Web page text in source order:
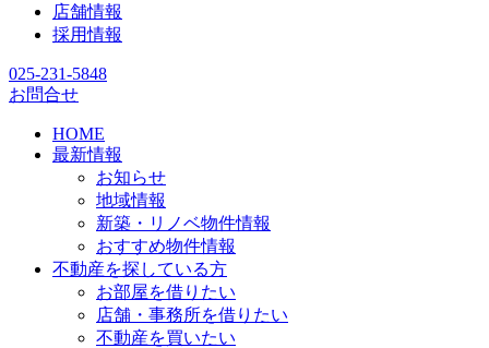
店舗情報
採用情報
025-231-5848
お問合せ
HOME
最新情報
お知らせ
地域情報
新築・リノベ物件情報
おすすめ物件情報
不動産を探している方
お部屋を借りたい
店舗・事務所を借りたい
不動産を買いたい